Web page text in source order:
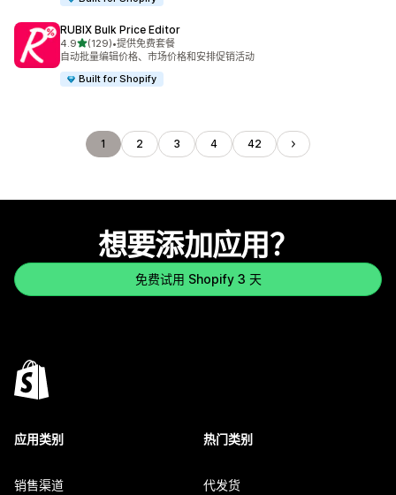
RUBIX Bulk Price Editor
4.9星（满分 5 星）
(129)
总共 129 条评论
•提供免费套餐
自动批量编辑价格、市场价格和安排促销活动
Built for Shopify
1 2 3 4 42
想要添加应用？
免费试用 Shopify 3 天
应用类别
销售渠道
热门类别
代发货